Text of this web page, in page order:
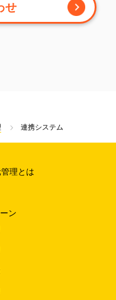
せ
連携システム
理とは
ン